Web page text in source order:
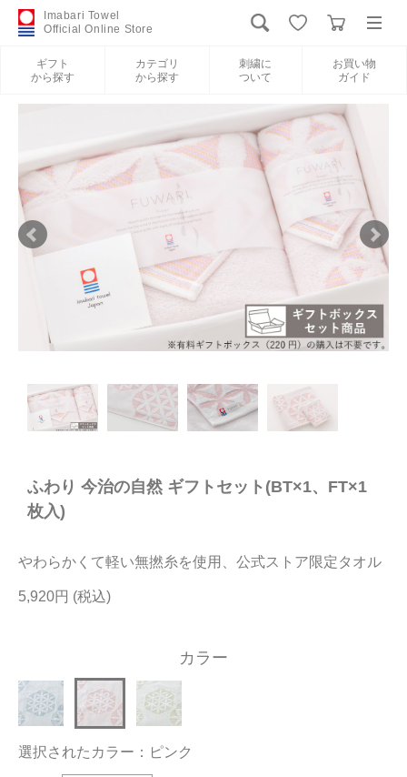
Imabari Towel
Official Online Store
ギフト
から探す
カテゴリ
から探す
刺繍に
ついて
お買い物
ガイド
新規会員登録
ギフトから探す
刺繍について
当サイトについて
会員サービス
店舗リスト
ヘルプ
お問い合わせ
ふわり 今治の自然 ギフトセット(BT×1、FT×1
枚入)
やわらかくて軽い無撚糸を使用、公式ストア限定タオル
5,920円
カラー
選択されたカラー：ピンク